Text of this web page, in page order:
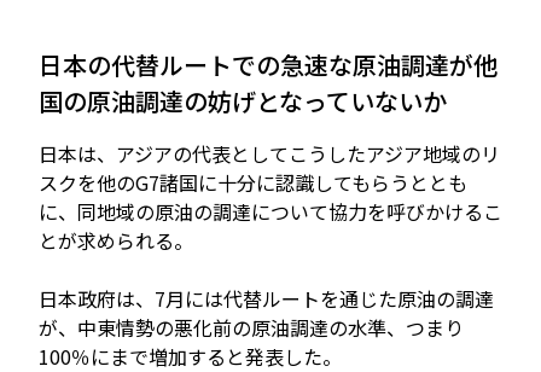
日本の代替ルートでの急速な原油調達が他
国の原油調達の妨げとなっていないか
日本は、アジアの代表としてこうしたアジア地域のリ
スクを他のG7諸国に十分に認識してもらうととも
に、同地域の原油の調達について協力を呼びかけるこ
とが求められる。
日本政府は、7月には代替ルートを通じた原油の調達
が、中東情勢の悪化前の原油調達の水準、つまり
100％にまで増加すると発表した。